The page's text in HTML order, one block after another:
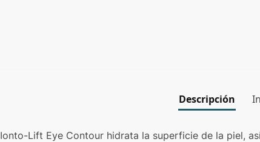
Descripción
Ionto-Lift Eye Contour hidrata la superficie de la piel,